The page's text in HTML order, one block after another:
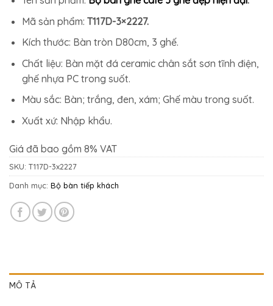
Mã sản phẩm: T117D-3×2227.
Kích thước: Bàn tròn D80cm, 3 ghế.
Chất liệu: Bàn mặt đá ceramic chân sắt sơn tĩnh điện,
ghế nhựa PC trong suốt.
Màu sắc: Bàn; trắng, đen, xám; Ghế màu trong suốt.
Xuất xứ: Nhập khẩu.
Giá đã bao gồm 8% VAT
SKU: T117D-3x2227
Danh mục: Bộ bàn tiếp khách
MÔ TẢ